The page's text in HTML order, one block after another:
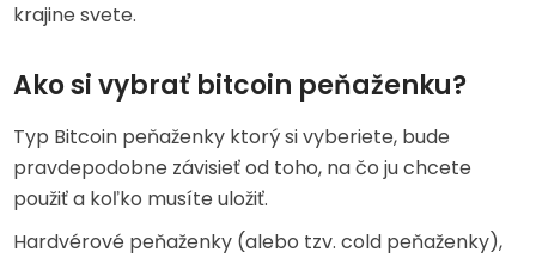
krajine svete.
Ako si vybrať bitcoin peňaženku?
Typ Bitcoin peňaženky ktorý si vyberiete, bude
pravdepodobne závisieť od toho, na čo ju chcete
použiť a koľko musíte uložiť.
Hardvérové peňaženky (alebo tzv. cold peňaženky),